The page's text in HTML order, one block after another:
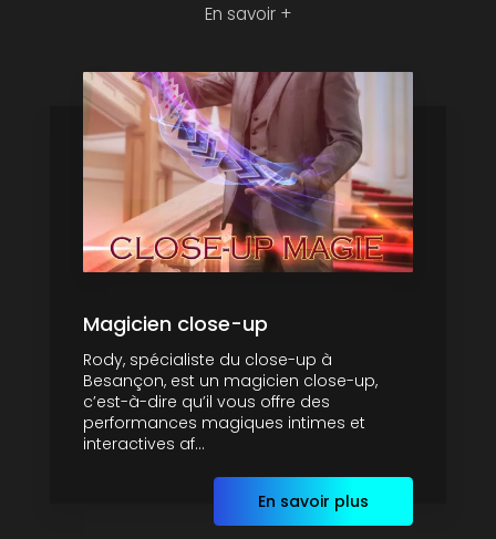
En savoir +
Magicien close-up
Rody, spécialiste du close-up à
Besançon, est un magicien close-up,
c’est-à-dire qu’il vous offre des
performances magiques intimes et
interactives af...
En savoir plus